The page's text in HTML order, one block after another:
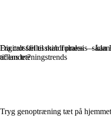
Fra crossfit til mindfulness –
tidens træningstrends
Tryg genoptræning tæt på
Digitalt fællesskab i praksis – kan
af landet?